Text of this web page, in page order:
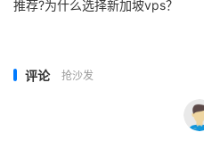
推荐?为什么选择新加坡vps？
评论 抢沙发